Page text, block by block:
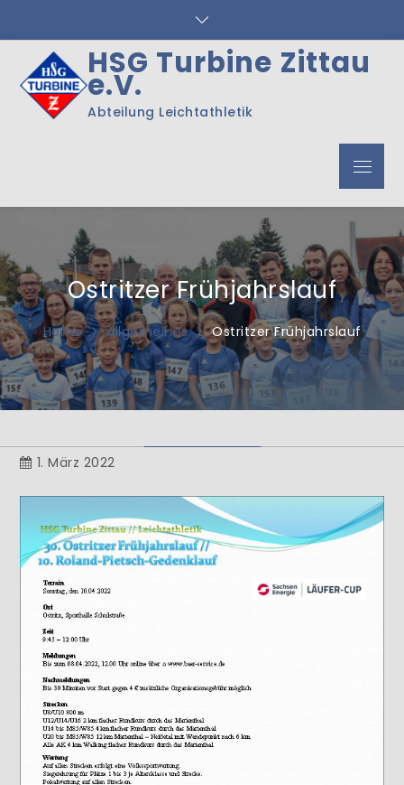
content
HSG Turbine Zittau
e.V.
Abteilung Leichtathletik
Menu
Ostritzer Frühjahrslauf
Home Allgemeines Ostritzer Frühjahrslauf
Herzlich Willkommen
1. März 2022